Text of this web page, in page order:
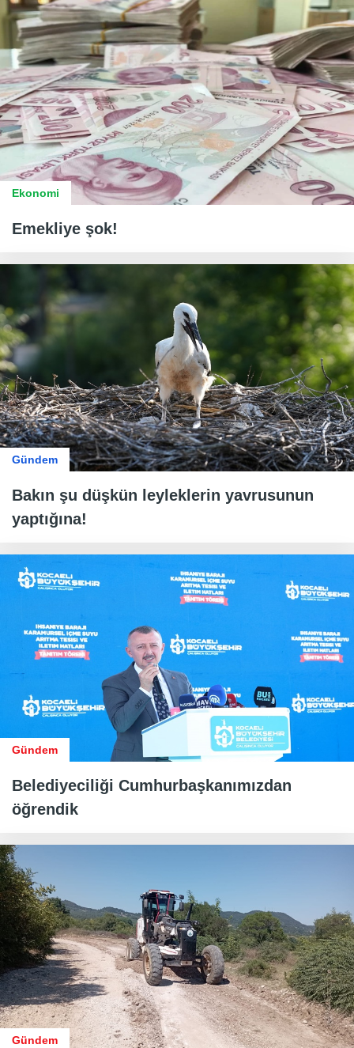
Ekonomi
Emekliye şok!
Gündem
Bakın şu düşkün leyleklerin yavrusunun
yaptığına!
Gündem
Belediyeciliği Cumhurbaşkanımızdan
öğrendik
Gündem